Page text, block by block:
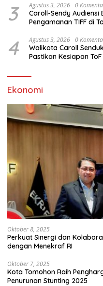
3 Agustus 3, 2026 0
Caroll-Sendy
Pengamanan TIFF di
4 Agustus 3, 2026 0
Walikota Caroll
Pastikan Kesiapan ToF
Ekonomi
Oktober 8, 2025
Perkuat Sinergi dan
dengan Menekraf RI
Oktober 7, 2025
Kota Tomohon Raih
Penurunan Stunting 2025